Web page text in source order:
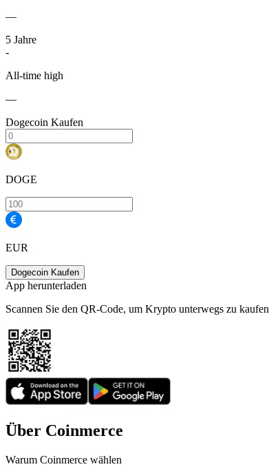
—
5 Jahre
-
All-time high
—
Dogecoin Kaufen
DOGE
EUR
Dogecoin Kaufen
App herunterladen
Scannen Sie den QR-Code, um Krypto unterwegs zu kaufen
Über Coinmerce
Warum Coinmerce wählen